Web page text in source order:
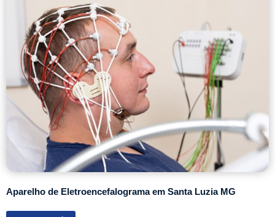
Aparelho de Eletroencefalograma em Santa Luzia MG